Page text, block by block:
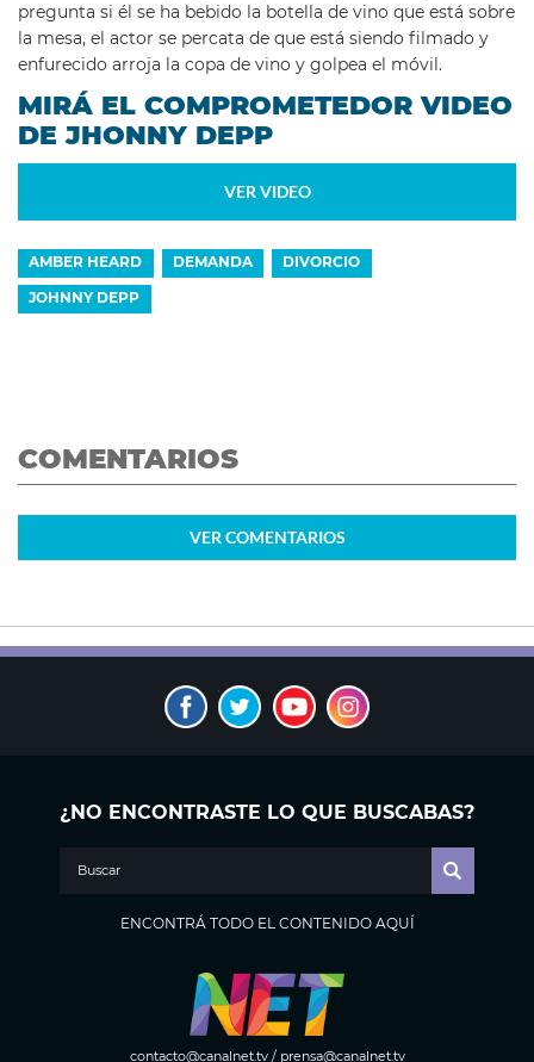
pregunta si él se ha bebido la botella de vino que está sobre
la mesa, el actor se percata de que está siendo filmado y
enfurecido arroja la copa de vino y golpea el móvil.
MIRÁ EL COMPROMETEDOR VIDEO
DE JHONNY DEPP
VER VIDEO
AMBER HEARD DEMANDA DIVORCIO
JOHNNY DEPP
COMENTARIOS
VER COMENTARIOS
¿NO ENCONTRASTE LO QUE BUSCABAS?
ENCONTRÁ TODO EL CONTENIDO AQUÍ
contacto@canalnet.tv/ prensa@canalnet.tv